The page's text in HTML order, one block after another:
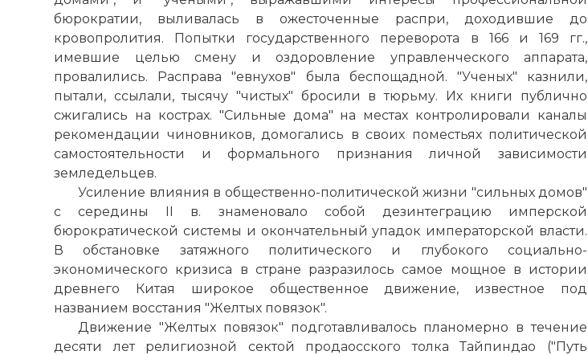
бюрократии, выливалась в ожесточенные распри, доходившие до
кровопролития. Попытки государственного переворота в 166 и 169 гг.,
имевшие целью смену и оздоровление управленческого аппарата,
провалились. Расправа "евнухов" была беспощадной. "Ученых" казнили,
пытали, ссылали, тысячу "чистых" бросили в тюрьму. Их книги публично
сжигались на кострах. "Сильные дома" на местах контролировали каналы
рекомендации чиновников, домогались в своих поместьях политической
самостоятельности и формального признания личной зависимости
земледельцев.
Усиление влияния в общественно-политической жизни "сильных домов"
с середины II в. знаменовало собой дезинтеграцию имперской
бюрократической системы и окончательный упадок императорской власти.
В обстановке затяжного политического и глубокого социально-
экономического кризиса в стране разразилось самое мощное в истории
древнего Китая широкое общественное движение, известное под
названием восстания "Желтых повязок".
Движение "Желтых повязок" подготавливалось планомерно в течение
десяти лет религиозной сектой продаосского толка Тайпиндао ("Путь